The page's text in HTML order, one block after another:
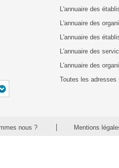
L'annuaire des
L'annuaire des
L'annuaire des
L'annuaire des
L'annuaire des
Toutes les adresses
nous ? Mentions